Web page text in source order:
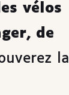
vélos
de
la